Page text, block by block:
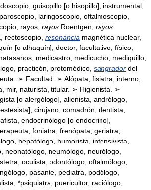
guisopillo [o hisopillo], instrumental,
laringoscopio, oftalmoscopio,
rayos, rayos Roentgen, rayos
rectoscopio, resonancia magnética nuclear,
[o alhaquín], doctor, facultativo, físico,
medicastro, medicucho, mediquillo,
practicón, protomédico, sangrador del
➢ Facultad. ➢ Alópata, fisiatra, interno,
mir, naturista, titular. ➢ Higienista. ➢
[o alergólogo], alienista, andrólogo,
cirujano, comadrón, dentista,
endocrinólogo [o endocrino],
foniatra, frenópata, geriatra,
hepatólogo, humorista, intensivista,
neonatólogo, neumólogo, neurólogo,
oculista, odontólogo, oftalmólogo,
pasante, pediatra, podólogo,
*psiquiatra, puericultor, radiólogo,